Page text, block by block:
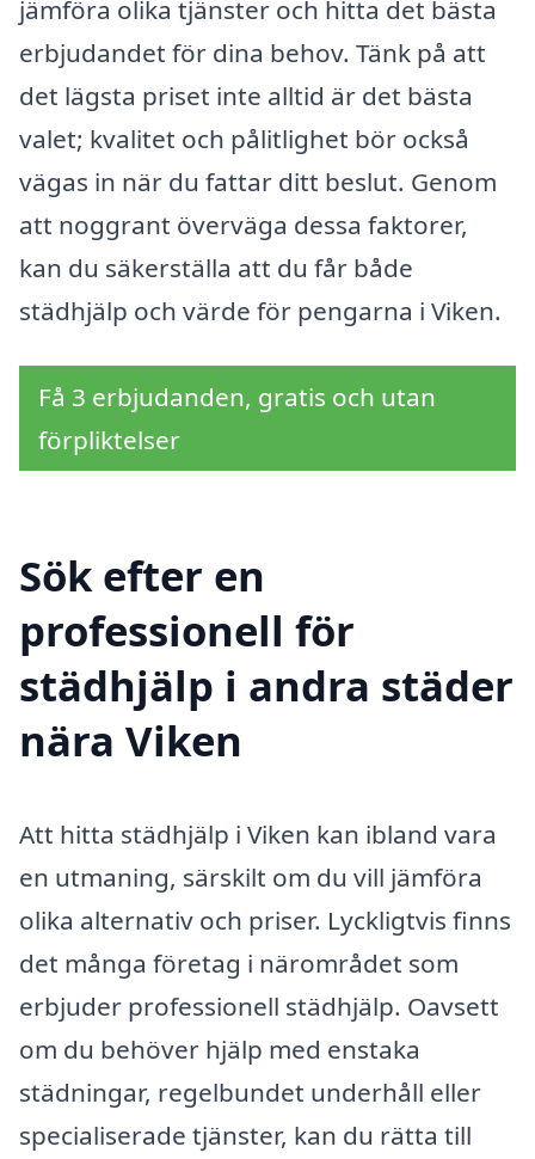
jämföra olika tjänster och hitta det bästa
erbjudandet för dina behov. Tänk på att
det lägsta priset inte alltid är det bästa
valet; kvalitet och pålitlighet bör också
vägas in när du fattar ditt beslut. Genom
att noggrant överväga dessa faktorer,
kan du säkerställa att du får både
städhjälp och värde för pengarna i Viken.
Få 3 erbjudanden, gratis och utan
förpliktelser
Sök efter en
professionell för
städhjälp i andra städer
nära Viken
Att hitta städhjälp i Viken kan ibland vara
en utmaning, särskilt om du vill jämföra
olika alternativ och priser. Lyckligtvis finns
det många företag i närområdet som
erbjuder professionell städhjälp. Oavsett
om du behöver hjälp med enstaka
städningar, regelbundet underhåll eller
specialiserade tjänster, kan du rätta till